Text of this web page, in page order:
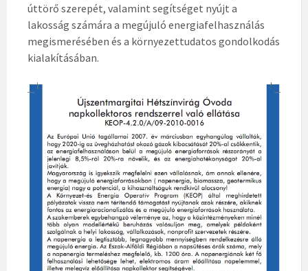
úttörő szerepét, valamint segítséget nyújt a
lakosság számára a megújuló energiafelhasználás
megismerésében és a környezettudatos gondolkodás
kialakításában.